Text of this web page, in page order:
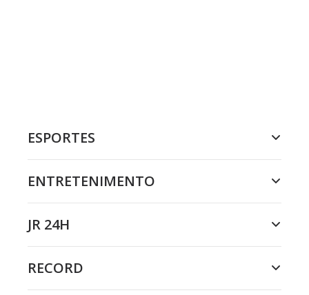
ESPORTES
ENTRETENIMENTO
JR 24H
RECORD